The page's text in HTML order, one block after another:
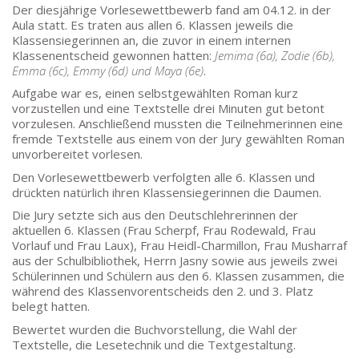
Der diesjährige Vorlesewettbewerb fand am 04.12. in der
Aula statt. Es traten aus allen 6. Klassen jeweils die
Klassensiegerinnen an, die zuvor in einem internen
Klassenentscheid gewonnen hatten: Jemima (6a), Zodie (6b),
Emma (6c), Emmy (6d) und Maya (6e).
Aufgabe war es, einen selbstgewählten Roman kurz
vorzustellen und eine Textstelle drei Minuten gut betont
vorzulesen. Anschließend mussten die Teilnehmerinnen eine
fremde Textstelle aus einem von der Jury gewählten Roman
unvorbereitet vorlesen.
Den Vorlesewettbewerb verfolgten alle 6. Klassen und
drückten natürlich ihren Klassensiegerinnen die Daumen.
Die Jury setzte sich aus den Deutschlehrerinnen der
aktuellen 6. Klassen (Frau Scherpf, Frau Rodewald, Frau
Vorlauf und Frau Laux), Frau Heidl-Charmillon, Frau Musharraf
aus der Schulbibliothek, Herrn Jasny sowie aus jeweils zwei
Schülerinnen und Schülern aus den 6. Klassen zusammen, die
während des Klassenvorentscheids den 2. und 3. Platz
belegt hatten.
Bewertet wurden die Buchvorstellung, die Wahl der
Textstelle, die Lesetechnik und die Textgestaltung.
MAIL:
poststelle.goethe-gymnasium@stadt-frankfurt.de
DEPENDANCE
Beethovenstraße 8-10
60325 Frankfurt am Main
SEKRETARIAT AUßENSTELLE
Melanie Jakob, Angela Thönissen
Mo – DO: 8:30 – 13:30 Uhr
Fr: 9:30 – 13:30 Uhr
TEL: 069-212-36869
SCHULLEITUNG
Schulleiterin:
stellv. Schulleitung: nn
Studienleiter: Marco Penirschke (StD)